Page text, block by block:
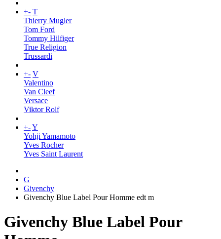
+- T
Thierry Mugler
Tom Ford
Tommy Hilfiger
True Religion
Trussardi
+- V
Valentino
Van Cleef
Versace
Viktor Rolf
+-Y
Yohji Yamamoto
Yves Rocher
Yves Saint Laurent
G
Givenchy
Givenchy Blue Label Pour Homme edt m
Givenchy Blue Label Pour